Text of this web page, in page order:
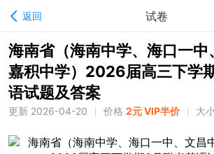
返回 试卷
海南省（海南中学、海口一中
嘉积中学）2026届高三下学
语试题及答案
更新 2026-04-20 价格 2元 VIP半价 大